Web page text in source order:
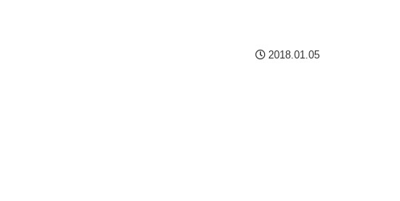
2018.01.05